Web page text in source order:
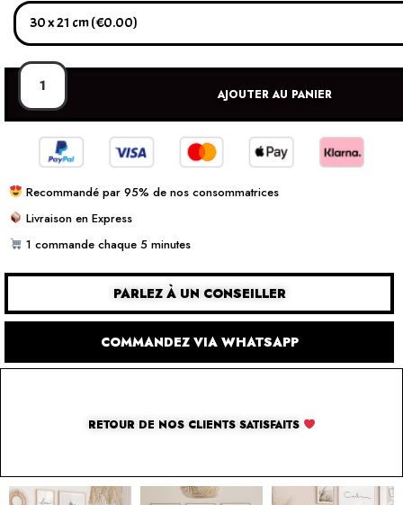
AJOUTER AU PANIER
Recommandé par 95% de nos consommatrices
Livraison en Express
1 commande chaque 5 minutes
PARLEZ À UN CONSEILLER
COMMANDEZ VIA WHATSAPP
RETOUR DE NOS CLIENTS SATISFAITS